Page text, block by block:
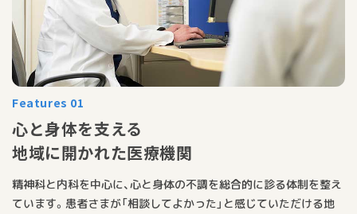
Features 01
心と身体を支える
地域に開かれた医療機関
精神科と内科を中心に、心と身体の不調を総合的に診る体制を整え
ています。患者さまが「相談してよかった」と感じていただける地